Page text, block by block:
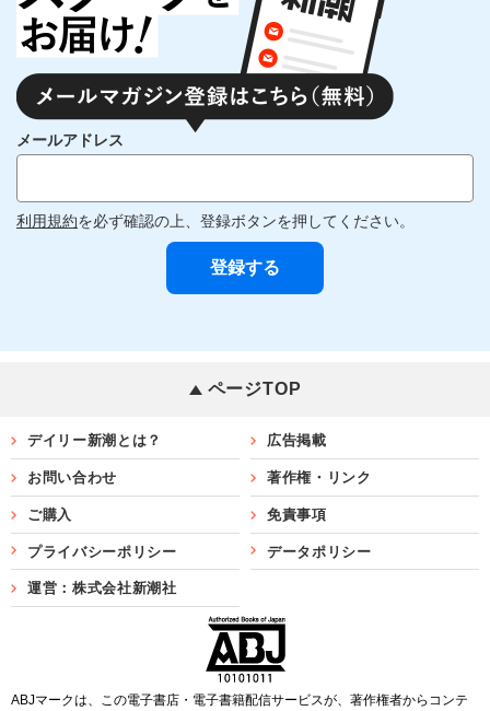
メールアドレス
利用規約を必ず確認の上、登録ボタンを押してください。
ページTOP
デイリー新潮とは？ 広告掲載
お問い合わせ 著作権・リンク
ご購入 免責事項
プライバシーポリシー データポリシー
運営：株式会社新潮社
ABJマークは、この電子書店・電子書籍配信サービスが、著作権者からコンテ